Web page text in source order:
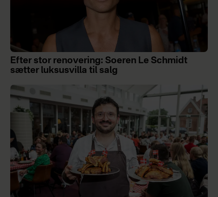
Efter stor renovering: Soeren Le Schmidt
sætter luksusvilla til salg